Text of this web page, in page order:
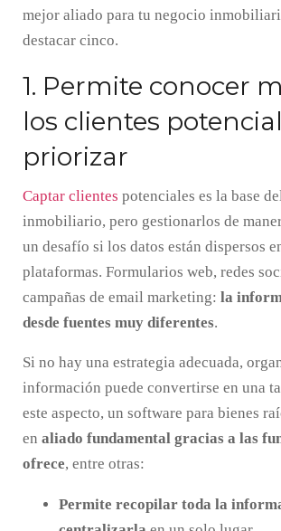
mejor aliado para tu negocio
destacar cinco.
1. Permite conocer
los clientes
priorizar
Captar clientes potenciales es la base
inmobiliario, pero gestionarlos de
un desafío si los datos están dispersos
plataformas. Formularios web, redes
campañas de email marketing: la
desde fuentes muy diferentes.
Si no hay una estrategia adecuada,
información puede convertirse en una
este aspecto, un software para bienes
en aliado fundamental gracias a las
ofrece, entre otras:
Permite recopilar toda la